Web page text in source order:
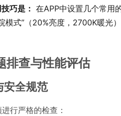
巧是： 在APP中设置几个常用
模式”（20%亮度，2700K暖光
排查与性能评估
安全规范
行严格的检查：